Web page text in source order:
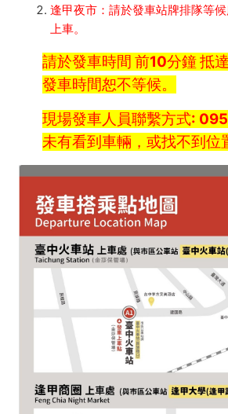
逢甲夜市：請於發車站牌排隊等
上車。
請於發車時間 前10分鐘 抵
發車時間恕不等候。
現場發車人員聯繫方式:
未有看到車輛，或找不到位